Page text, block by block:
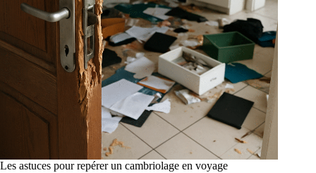
Les astuces pour repérer un cambriolage en voyage